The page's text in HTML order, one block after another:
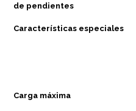
de pendientes
Características especiales
Carga máxima